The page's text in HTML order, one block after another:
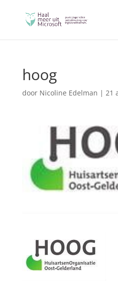
hoog
door Nicoline Edelman | 21